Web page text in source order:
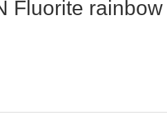
Fluorite rainbow